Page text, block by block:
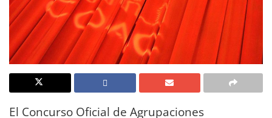
El Concurso Oficial de Agrupaciones